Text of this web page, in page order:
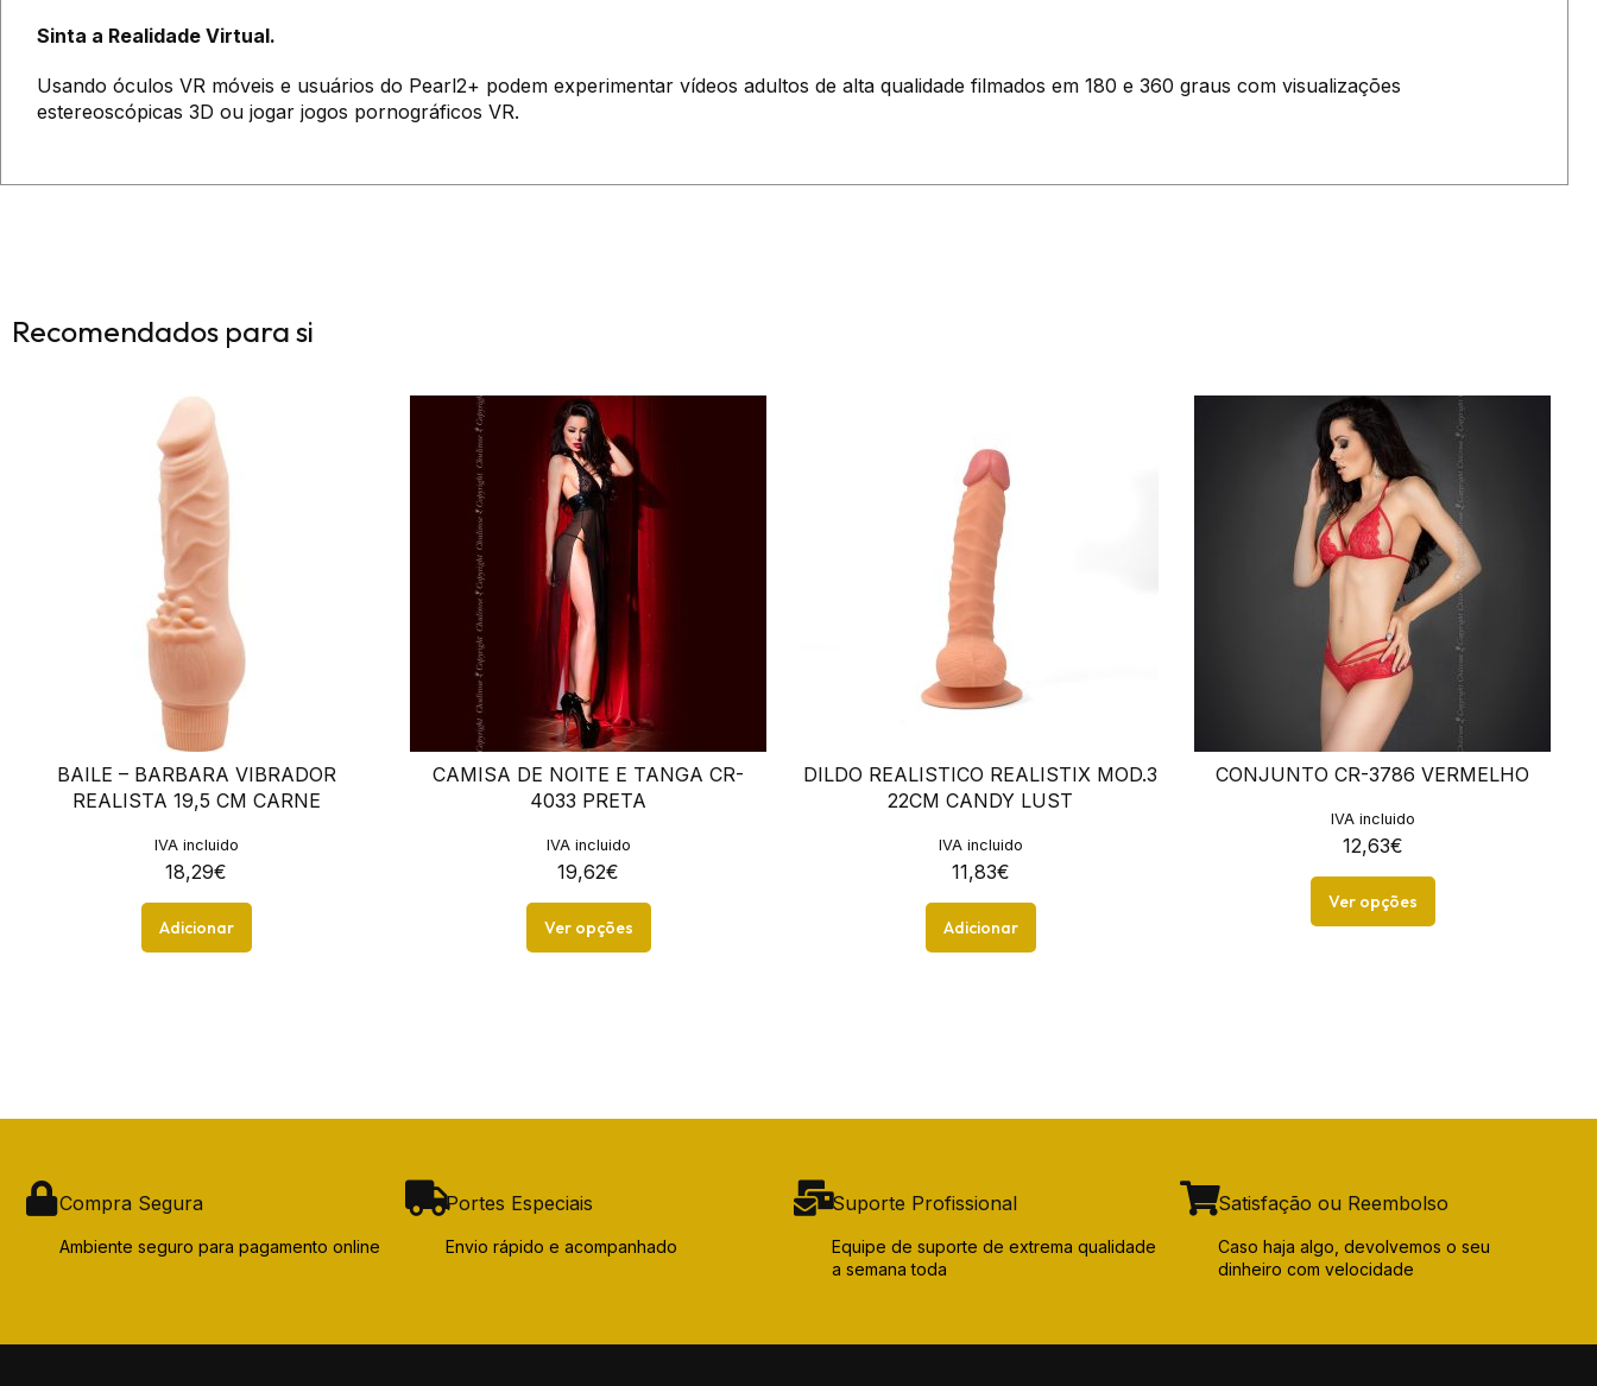
Sinta a Realidade Virtual.
Usando óculos VR móveis e usuários do Pearl2+ podem experimentar vídeos adultos de alta qualidade filmados em 180 e 360 graus com visualizações
estereoscópicas 3D ou jogar jogos pornográficos VR.
Recomendados para si
BAILE – BARBARA VIBRADOR
REALISTA 19,5 CM CARNE
18,29€
IVA incluido
Adicionar
CAMISA DE NOITE E TANGA CR-
4033 PRETA
19,62€
IVA incluido
Ver opções
DILDO REALISTICO REALISTIX MOD.3
22CM CANDY LUST
11,83€
IVA incluido
Adicionar
CONJUNTO CR-3786 VERMELHO
12,63€
IVA incluido
Ver opções
Compra Segura
Ambiente seguro para pagamento online
Portes Especiais
Envio rápido e acompanhado
Suporte Profissional
Equipe de suporte de extrema qualidade
a semana toda
Satisfação ou Reembolso
Caso haja algo, devolvemos o seu
dinheiro com velocidade